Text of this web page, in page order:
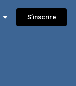
S’inscrire